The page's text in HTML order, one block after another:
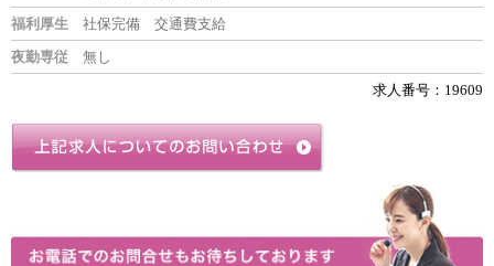
福利厚生
社保完備 交通費支給
夜勤専従
無し
求人番号：19609